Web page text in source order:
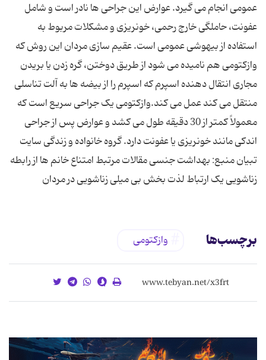
عمومی انجام می گیرد. عوارض این جراحی ها نادر است و شامل
عفونت، حاملگی خارج رحمی، خونریزی و مشکلات مربوط به
استفاده از بیهوشی عمومی است. عقیم سازی مردان این روش که
وازکتومی هم نامیده می شود از طریق دوختن، گره زدن یا بریدن
مجاری انتقال دهنده اسپرم که اسپرم را از بیضه ها به آلت تناسلی
منتقل می کند عمل می کند.وازکتومی یک جراحی سریع است که
معمولاً کمتر از 30 دقیقه طول می کشد و عوارض پس از جراحی
اندکی مانند خونریزی یا عفونت دارد. گروه خانواده و زندگی سایت
تبیان منبع: بهداشت جنسی مقالات مرتبط امتناع خانم ها از رابطه
زناشویی یک ارتباط لذت بخش بی میلی زناشویی در مردان
برچسب‌ها وازکتومی